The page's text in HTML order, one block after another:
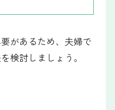
があるため、夫婦で
検討しましょう。